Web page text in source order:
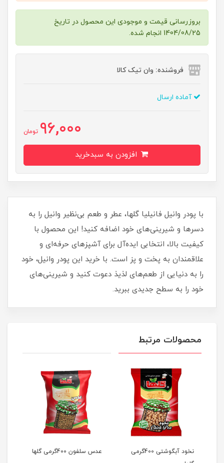
بروزرسانی قیمت و موجودی این محصول در تاریخ
1404/08/25 انجام شده.
فروشنده: وان تیک کالا
آماده ارسال
96,000 تومان
با پودر وانیل فانیلیا گلها، عطر و طعم بی‌نظیر وانیل را به
دسرها و شیرینی‌های خود اضافه کنید! این محصول با
کیفیت بالا، انتخابی ایده‌آل برای آشپزهای حرفه‌ای و
علاقمندان به پخت و پز است. با خرید این پودر وانیل، خود
را به دنیایی از طعم‌های لذیذ دعوت کنید و شیرینی‌های
خود را به سطح جدیدی ببرید.
محصولات مرتبط
نخود آبگوشتی 400گرمی
عدس سلفون 400گرمی گلها